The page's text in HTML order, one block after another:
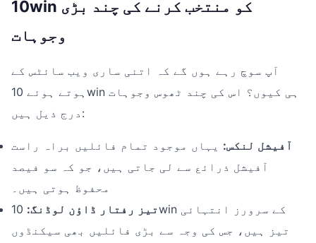
10win کو منتخب کرنے کی چند بڑی
وجوہات
آپ سوچ رہے ہوں گے کہ اتنی ساری ویب سائٹس کے
ہوتے ہوئے 10win ہی کیوں؟ اس کی چند ٹھوس وجوہات
درج ذیل ہیں:
آفیشل لنکس: یہاں موجود تمام فائلیں براہ راست
آفیشل ذرائع سے لی جاتی ہیں، جو کہ سو فیصد
محفوظ ہوتی ہیں۔
تیز رفتار ڈاؤن لوڈنگ: 10win کے سرورز انتہائی
تیز ہیں، جس کی وجہ سے بڑی فائلیں بھی سیکنڈوں